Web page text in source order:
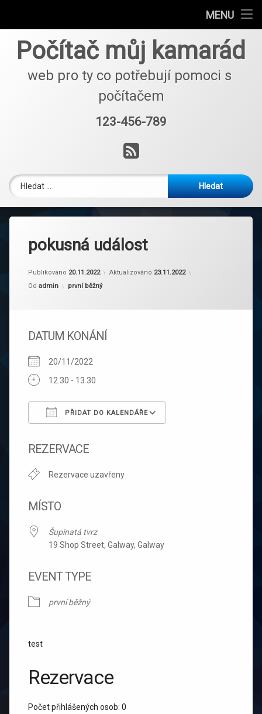
MENU
Platby a provoz
Kontakty
obsahuPočítač můj kamarád
web pro ty co potřebují pomoci s
počítačem
123-456-789
RSS
Vyhledávání
pokusná událost
Publikováno 20.11.2022 Aktualizováno 23.11.2022
Od admin Kategorie:
první běžný
DATUM KONÁNÍ
20/11/2022
12.30 - 13.30
PŘIDAT DO KALENDÁŘE
REZERVACE
Rezervace uzavřeny
MÍSTO
Šupinatá tvrz
19 Shop Street, Galway, Galway
EVENT TYPE
první běžný
test
Rezervace
Počet přihlášených osob: 0